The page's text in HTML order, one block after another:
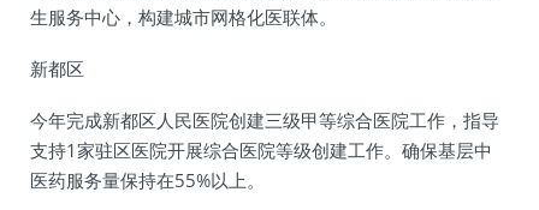
生服务中心，构建城市网格化医联体。
新都区
今年完成新都区人民医院创建三级甲等综合医院工作，指导
支持1家驻区医院开展综合医院等级创建工作。确保基层中
医药服务量保持在55%以上。